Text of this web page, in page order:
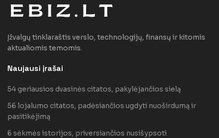
Įžvalgų tinklaraštis verslo, technologijų, finansų ir kitomis
aktualiomis temomis.
Naujausi įrašai
54 geriausios dvasinės citatos, pakylėjančios sielą
56 lojalumo citatos, padėsiančios ugdyti nuoširdumą ir
pasitikėjimą
6 sėkmės istorijos, priversiančios nusišypsoti